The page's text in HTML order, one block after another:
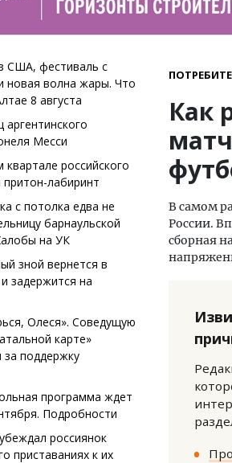
США, фестиваль с
новая волна жары. Что
8 августа
аргентинского
Месси
квартале российского
лабиринт
с потолка едва не
барнаульской
на УК
зной вернется в
задержится на
Олеся». Соведущую
карте»
за поддержку
программа ждет
Подробности
россиянок
приставаниях к их
Как
В самом
России.
сборная